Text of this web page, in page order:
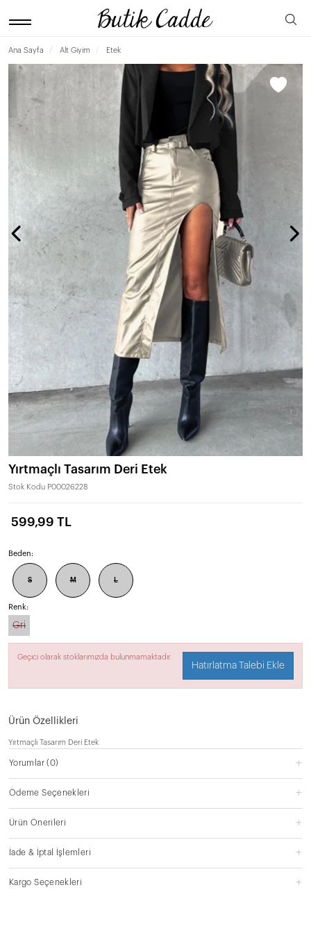
Ana Sayfa Alt Giyim Etek
Yırtmaçlı Tasarım Deri Etek
Stok Kodu P00026228
599,99 TL
Beden:
S M L
Renk:
Gri
Geçici olarak stoklarımızda bulunmamaktadır.
Hatırlatma Talebi Ekle
Ürün Özellikleri
Yırtmaçlı Tasarım Deri Etek
Yorumlar(0)
Ödeme Seçenekleri
Ürün Önerileri
İade & İptal İşlemleri
Kargo Seçenekleri